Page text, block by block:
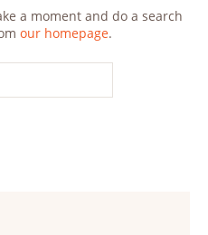
a moment and do a search
our homepage.